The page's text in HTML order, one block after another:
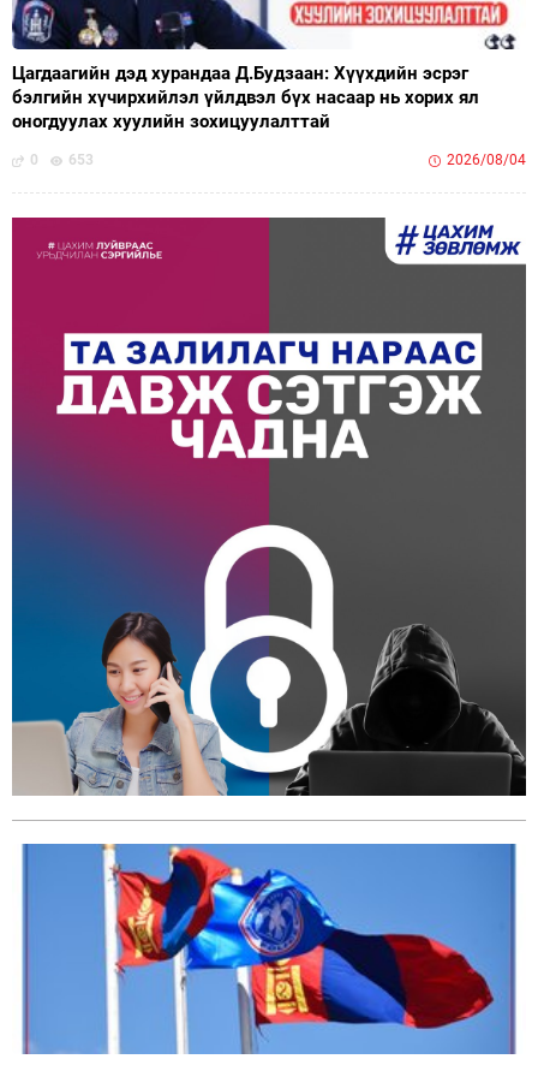
Цагдаагийн дэд хурандаа Д.Будзаан: Хүүхдийн эсрэг
бэлгийн хүчирхийлэл үйлдвэл бүх насаар нь хорих ял
оногдуулах хуулийн зохицуулалттай
0 653 2026/08/04